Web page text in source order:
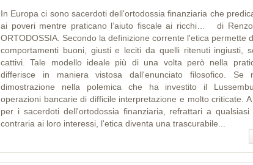
In Europa ci sono sacerdoti dell'ortodossia finanziaria che
ai poveri mentre praticano l’aiuto fiscale ai ricchi… di
ORTODOSSIA. Secondo la definizione corrente l'etica permette
comportamenti buoni, giusti e leciti da quelli ritenuti ingiusti,
cattivi. Tale modello ideale più di una volta però nella
differisce in maniera vistosa dall'enunciato filosofico. Se
dimostrazione nella polemica che ha investito il
operazioni bancarie di difficile interpretazione e molto criticate.
per i sacerdoti dell'ortodossia finanziaria, refrattari a qualsiasi
contraria ai loro interessi, l'etica diventa una trascurabile...